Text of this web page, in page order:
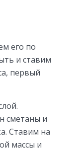
его по
и ставим
первый
сметаны и
Ставим на
массы и